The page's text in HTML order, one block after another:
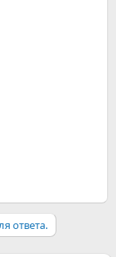
ответа.